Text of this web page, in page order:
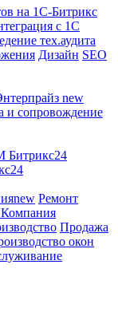
на 1С-Битрикс
с 1С
тех.аудита
Дизайн SEO
new
и сопровождение
Битрикс24
new Ремонт
Компания
Продажа
окон